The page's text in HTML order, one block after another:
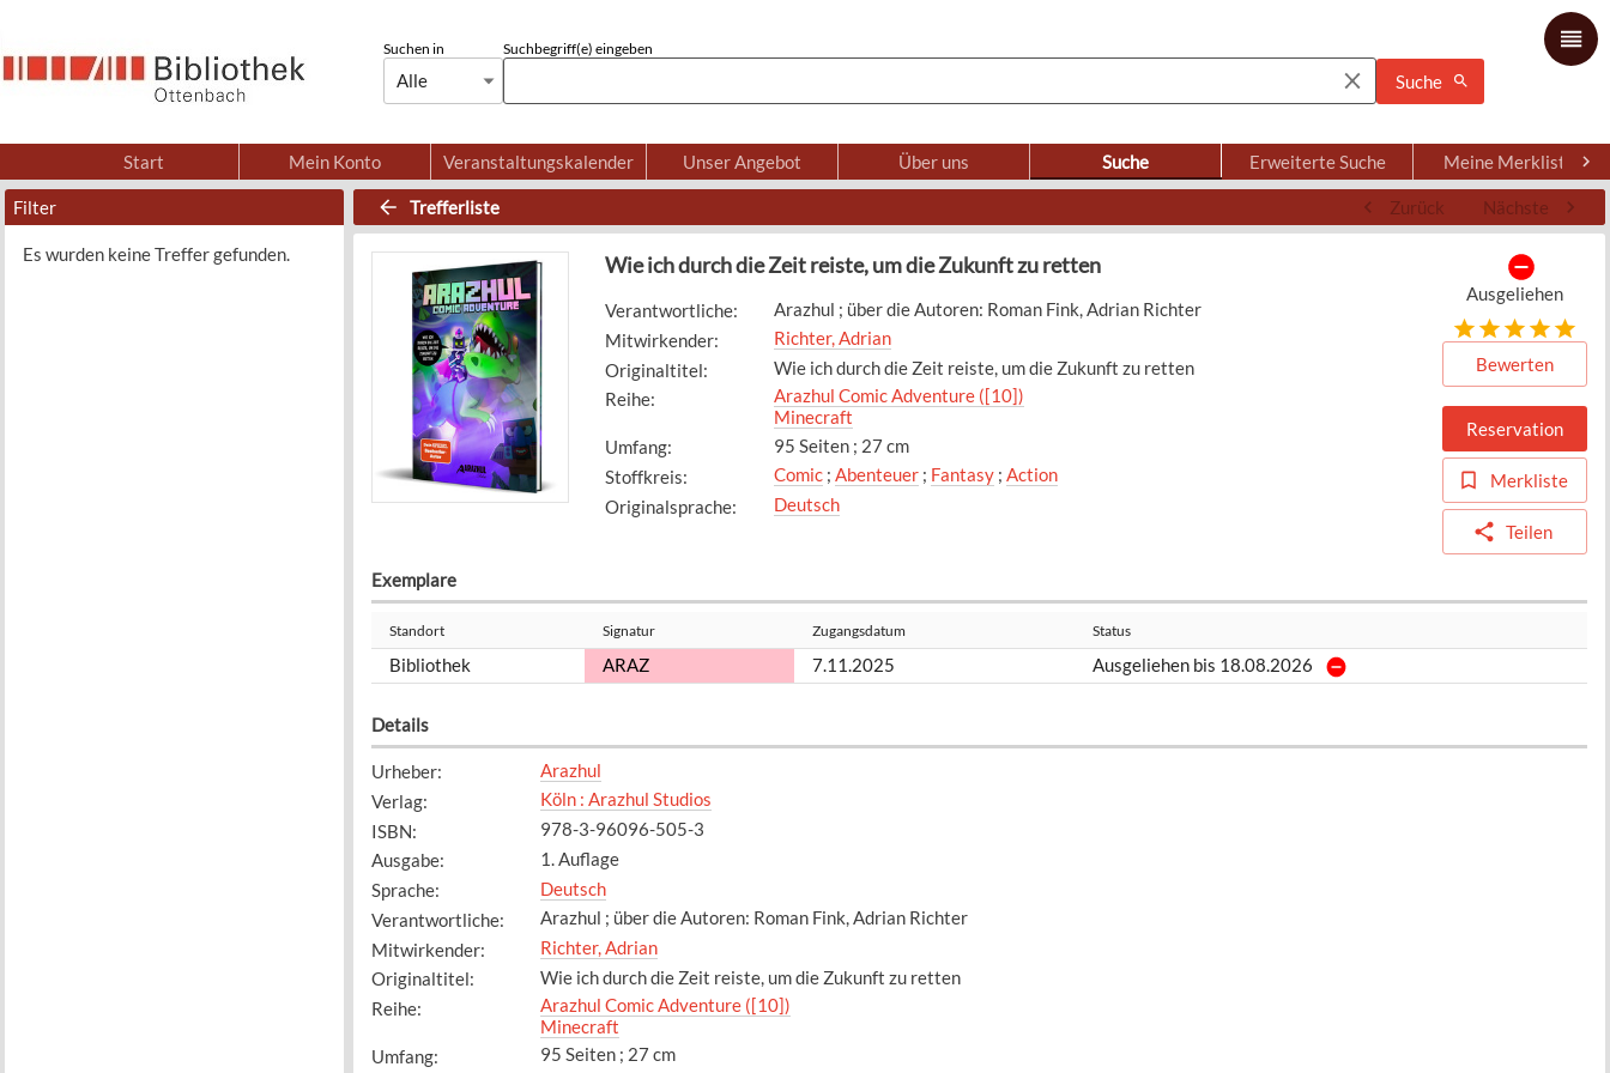
Suchen in
Alle
Suchbegriff(e) eingeben
Suche
Start Mein Konto Veranstaltungskalender Unser Angebot Über uns Suche Erweiterte Suche Meine Merkliste
Filter
Es wurden keine Treffer gefunden.
Trefferliste Zurück Nächste
Wie ich durch die Zeit reiste, um die Zukunft zu retten
Verantwortliche:
Arazhul ; über die Autoren: Roman Fink, Adrian Richter
Mitwirkender:
Richter, Adrian
Originaltitel:
Wie ich durch die Zeit reiste, um die Zukunft zu retten
Reihe:
Arazhul Comic Adventure ([10])
Minecraft
Umfang:
95 Seiten ; 27 cm
Stoffkreis: Comic; Abenteuer; Fantasy; Action
Originalsprache: Deutsch
Ausgeliehen
Bewerten
Reservation
Merkliste
Teilen
Exemplare
Standort Signatur Zugangsdatum Status
Bibliothek ARAZ 7.11.2025 Ausgeliehen bis 18.08.2026
Details
Urheber:
Arazhul
Verlag:
Köln : Arazhul Studios
ISBN:
978-3-96096-505-3
Ausgabe:
1. Auflage
Sprache:
Deutsch
Verantwortliche:
Arazhul ; über die Autoren: Roman Fink, Adrian Richter
Mitwirkender:
Richter, Adrian
Originaltitel:
Wie ich durch die Zeit reiste, um die Zukunft zu retten
Reihe:
Arazhul Comic Adventure ([10])
Minecraft
Umfang: 95 Seiten ; 27 cm